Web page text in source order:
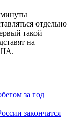
отдельно
такой
на
за год
закончатся